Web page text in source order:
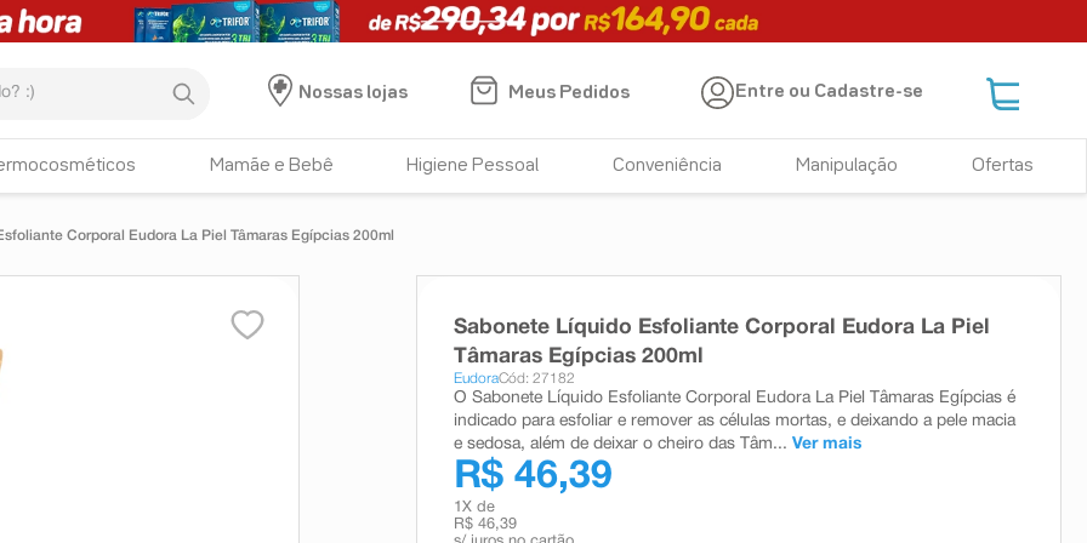
Nossas lojas
Meus Pedidos Entre ou Cadastre-se
Mamãe e Bebê Higiene Pessoal Conveniência Manipulação Ofertas
Corporal Eudora La Piel Tâmaras Egípcias 200ml
Sabonete Líquido Esfoliante Corporal Eudora La Piel
Tâmaras Egípcias 200ml
EudoraCód: 27182
O Sabonete Líquido Esfoliante Corporal Eudora La Piel Tâmaras Egípcias é
indicado para esfoliar e remover as células mortas, e deixando a pele macia
e sedosa, além de deixar o cheiro das Tâm... Ver mais
R$ 46,39
1 X de
R$ 46,39